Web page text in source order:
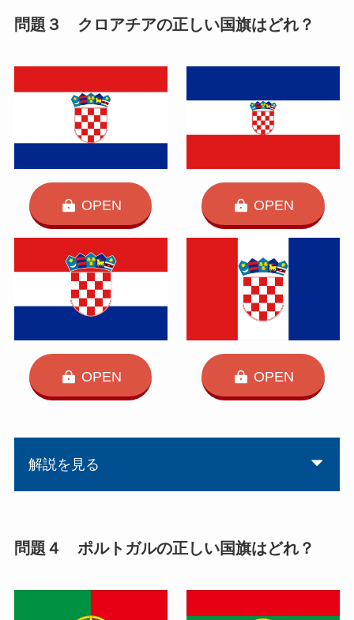
問題３ クロアチアの正しい国旗はどれ？
OPEN OPEN
OPEN OPEN
解説を見る
問題４ ポルトガルの正しい国旗はどれ？